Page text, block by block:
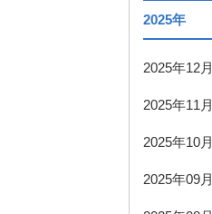
2025年
2025年12月
2025年11月
2025年10月
2025年09月